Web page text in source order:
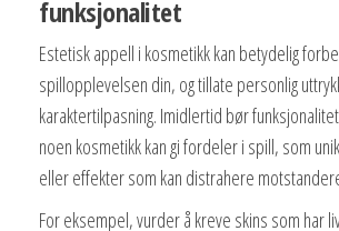
funksjonalitet
Estetisk appell i kosmetikk kan betydelig
spillopplevelsen din, og tillate personlig
karaktertilpasning. Imidlertid bør
noen kosmetikk kan gi fordeler i spill, som
eller effekter som kan distrahere
For eksempel, vurder å kreve skins som har